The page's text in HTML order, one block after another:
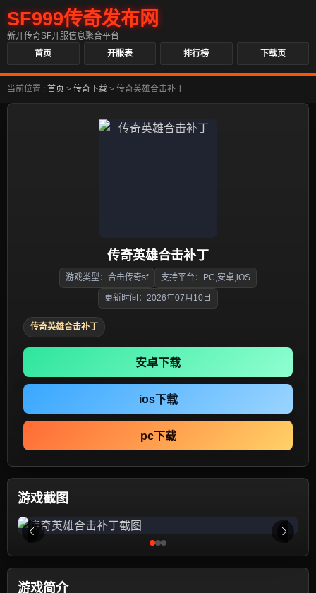
SF999传奇发布网
新开传奇SF开服信息聚合平台
首页
开服表 排行榜 下载页
当前位置 : 首页 > 传奇下载 > 传奇英雄合击补丁
传奇英雄合击补丁
游戏类型：合击传奇sf 支持平台：PC,安卓,iOS
更新时间：2026年07月10日
传奇英雄合击补丁
安卓下载
ios下载
pc下载
游戏截图
游戏简介